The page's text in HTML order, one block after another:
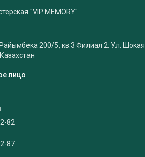
"VIP MEMORY"
200/5, кв.3 Филиал 2: Ул. Шокая
82
87